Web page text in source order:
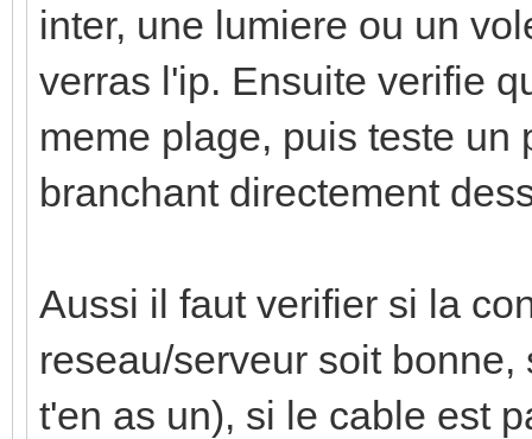
inter, une lumiere ou un
verras l'ip. Ensuite verifie
meme plage, puis teste un
branchant directement
Aussi il faut verifier si la
reseau/serveur soit
t'en as un), si le cable est